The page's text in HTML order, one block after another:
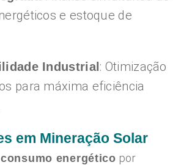
e estoque de
Industrial : Otimização
para máxima eficiência
em Mineração Solar
energético por